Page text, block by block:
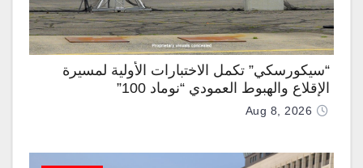
“سيكورسكي” تكمل الاختبارات الأولية لمسيرة
الإقلاع والهبوط العمودي “نوماد 100”
Aug 8, 2026